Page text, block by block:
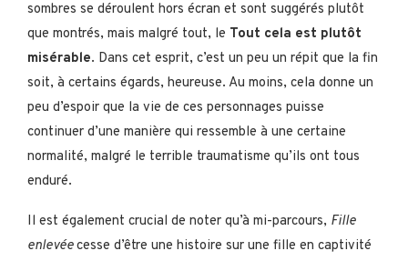
sombres se déroulent hors écran et sont suggérés plutôt
que montrés, mais malgré tout, le Tout cela est plutôt
misérable. Dans cet esprit, c’est un peu un répit que la fin
soit, à certains égards, heureuse. Au moins, cela donne un
peu d’espoir que la vie de ces personnages puisse
continuer d’une manière qui ressemble à une certaine
normalité, malgré le terrible traumatisme qu’ils ont tous
enduré.
Il est également crucial de noter qu’à mi-parcours, Fille
enlevéecesse d’être une histoire sur une fille en captivité